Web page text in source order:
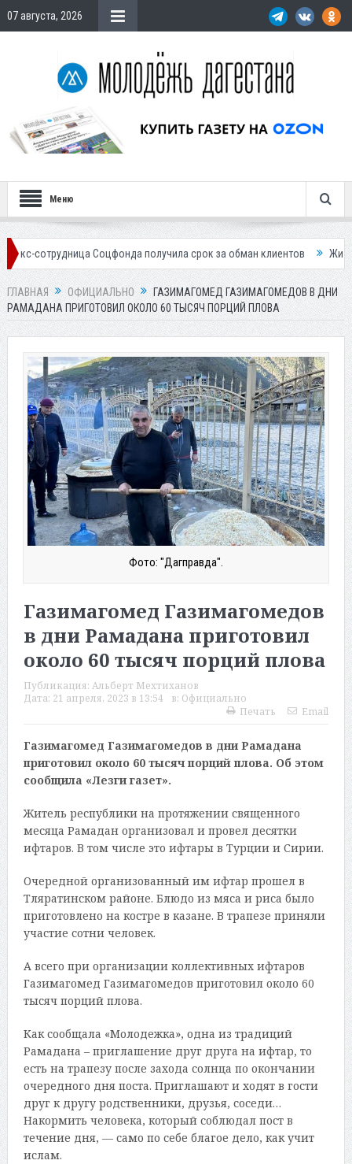
07 августа, 2026
Меню
Соцфонда получила срок за обман клиентов Жителей
ГЛАВНАЯ ОФИЦИАЛЬНО
ГАЗИМАГОМЕД ГАЗИМАГОМЕДОВ В ДНИ
РАМАДАНА ПРИГОТОВИЛ ОКОЛО 60 ТЫСЯЧ ПОРЦИЙ ПЛОВА
Фото: "Дагправда".
Газимагомед Газимагомедов
в дни Рамадана приготовил
около 60 тысяч порций плова
Публикация: Альберт Мехтиханов
Дата: 21 апреля, 2023 в 13:54 в: Официально
Печать
Email
Газимагомед Газимагомедов в дни Рамадана
приготовил около 60 тысяч порций плова. Об этом
сообщила «Лезги газет».
Житель республики на протяжении священного
месяца Рамадан организовал и провел десятки
ифтаров. В том числе это ифтары в Турции и Сирии.
Очередной организованный им ифтар прошел в
Тляратинском районе. Блюдо из мяса и риса было
приготовлено на костре в казане. В трапезе приняли
участие сотни человек.
А всего при организации коллективных ифтаров
Газимагомед Газимагомедов приготовил около 60
тысяч порций плова.
Как сообщала «Молодежка», одна из традиций
Рамадана – приглашение друг друга на ифтар, то
есть на трапезу после захода солнца по окончании
очередного дня поста. Приглашают и ходят в гости
друг к другу родственники, друзья, соседи…
Накормить человека, который соблюдал пост в
течение дня, — само по себе благое дело, как учит
ислам.